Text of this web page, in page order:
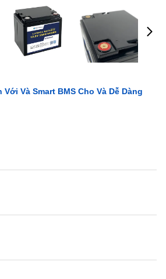
Với Và Smart BMS Cho Và Dễ Dàng